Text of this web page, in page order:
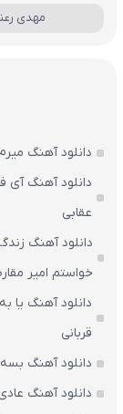
مهدی
دانلود آهنگ
دانلود آهنگ
عقابی
دانلود آهنگ
خواستم امیر
دانلود آهنگ یا
قربانی
دانلود آهنگ بسه
دانلود آهنگ